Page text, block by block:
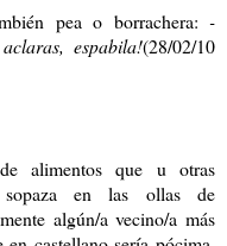
pea o borrachera:-
espabila!(28/02/10
alimentos que u otras
sopaza en las ollas de
algún/a vecino/a más